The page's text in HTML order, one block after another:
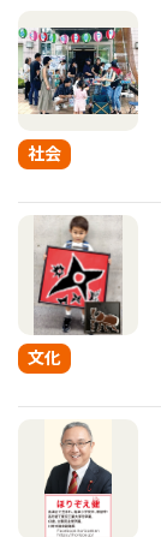
社会
文化